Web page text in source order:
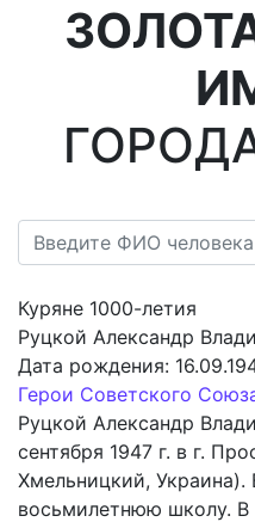
Куряне 1000-летия
Руцкой Александр
Дата рождения:
Герои Советского
Руцкой Александр
сентября 1947 г. в г.
Хмельницкий, Украина).
восьмилетнюю школу. В